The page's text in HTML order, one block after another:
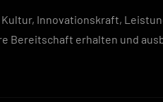
Innovationskraft,
Bereitschaft erhalten und